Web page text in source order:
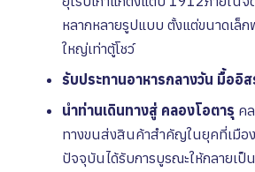
หลากหลายรูปแบบ ตั้งแต่ขนาดเล็
ใหญ่เท่าตู้โชว์
รับประทานอาหารกลางวัน มื้ออิส
นำท่านเดินทางสู่ คลองโอตารุ ค
ทางขนส่งสินค้าสำคัญในยุคที่เมือง
ปัจจุบันได้รับการบูรณะให้กลายเป็